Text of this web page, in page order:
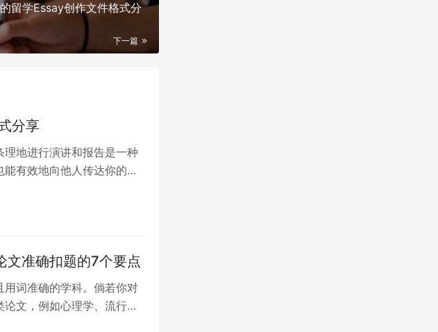
留学Essay创作文件格式分
下一篇
分享
地进行演讲和报告是一种
有效地向他人传达你的想
文准确扣题的7个要点
词准确的学科。倘若你对
文，例如心理学、流行病